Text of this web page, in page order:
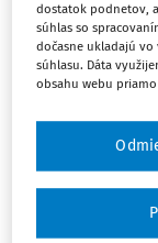
dostatok podnetov,
súhlas so
dočasne ukladajú vo
súhlasu. Dáta
obsahu webu